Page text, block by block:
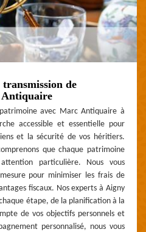
de
avec Marc Antiquaire à
accessible et essentielle pour
et la sécurité de vos héritiers.
que chaque patrimoine
particulière. Nous vous
pour minimiser les frais de
fiscaux. Nos experts à Aigny
étape, de la planification à la
de vos objectifs personnels et
personnalisé, nous vous